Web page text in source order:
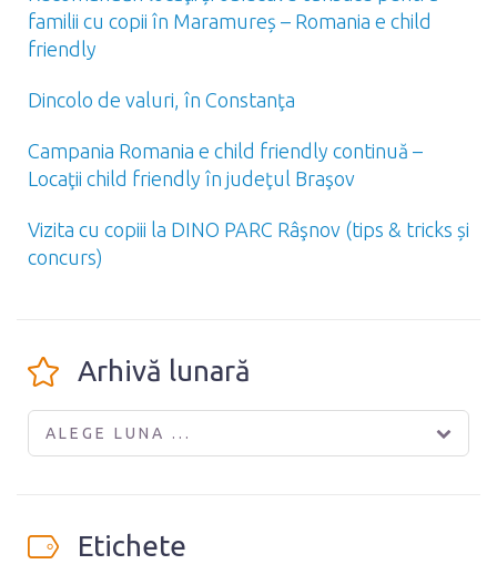
familii cu copii în Maramureș – Romania e child
friendly
Dincolo de valuri, în Constanţa
Campania Romania e child friendly continuă –
Locaţii child friendly în judeţul Braşov
Vizita cu copiii la DINO PARC Râşnov (tips & tricks și
concurs)
Arhivă lunară
ALEGE LUNA ...
Etichete